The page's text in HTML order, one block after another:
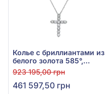
Колье с бриллиантами из
белого золота 585°,
Бриллиант 3,36ct, арт.
КР7150/1S
923 195,00 грн
461 597,50 грн